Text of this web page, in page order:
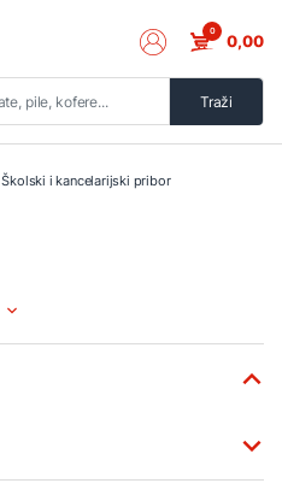
Traži
0 0,00
Školski i kancelarijski pribor